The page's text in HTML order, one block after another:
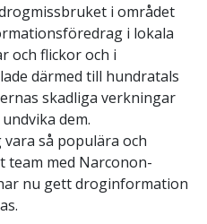
i området
i lokala
och flickor och i
därmed till hundratals
skadliga verkningar
dem.
så populära och
team med Narconon-
nu gett droginformation